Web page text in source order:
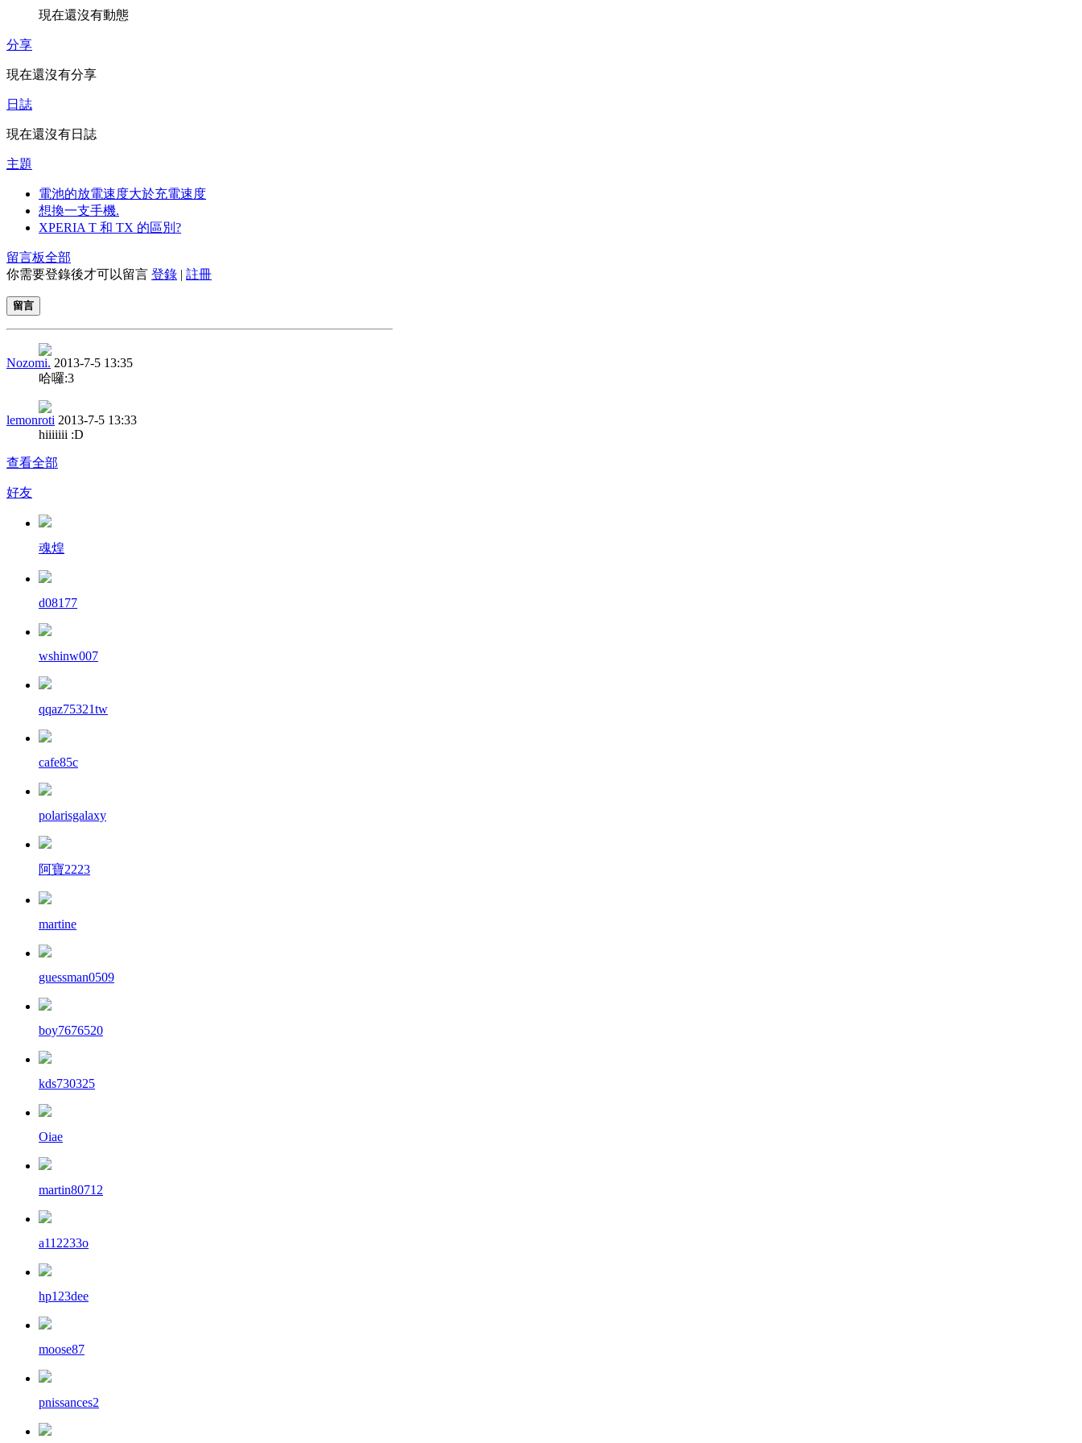
現在還沒有動態
分享
現在還沒有分享
日誌
現在還沒有日誌
主題
電池的放電速度大於充電速度
想換一支手機.
XPERIA T 和 TX 的區別?
留言板全部
你需要登錄後才可以留言 登錄 | 註冊
留言
Nozomi. 2013-7-5 13:35
哈囉:3
lemonroti 2013-7-5 13:33
hiiiiiii :D
查看全部
好友
魂煌
d08177
wshinw007
qqaz75321tw
cafe85c
polarisgalaxy
阿寶2223
martine
guessman0509
boy7676520
kds730325
Oiae
martin80712
a112233o
hp123dee
moose87
pnissances2